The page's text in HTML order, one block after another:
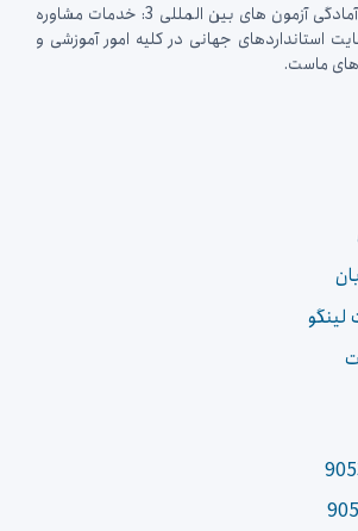
2: برگزاری دوره های آمادگی آزمون های بین المللی 3: خدمات مشاوره
استانداردهای جهانی در کلیه امور آموزشی و
های ماست.
لینگو